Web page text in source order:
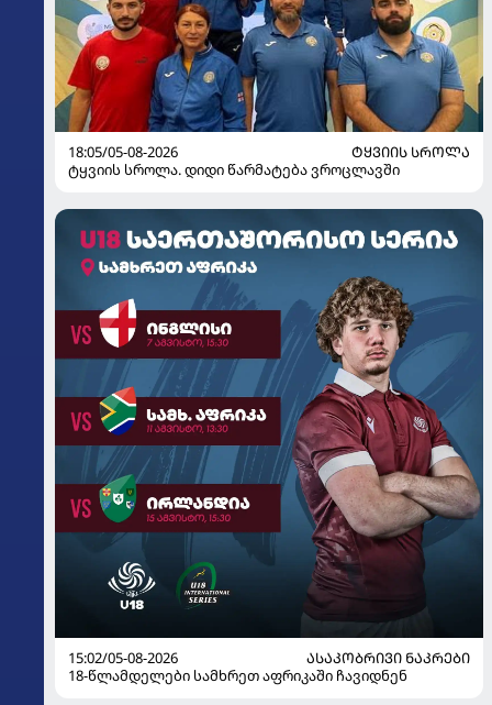
18:05/05-08-2026
ᲢᲧᲕᲘᲘᲡ ᲡᲠᲝᲚᲐ
ტყვიის სროლა. დიდი წარმატება ვროცლავში
15:02/05-08-2026
ᲐᲡᲐᲙᲝᲑᲠᲘᲕᲘ ᲜᲐᲙᲠᲔᲑᲘ
18-წლამდელები სამხრეთ აფრიკაში ჩავიდნენ